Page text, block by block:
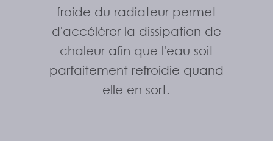
froide du radiateur permet
d'accélérer la dissipation de
chaleur afin que l'eau soit
parfaitement refroidie quand
elle en sort.